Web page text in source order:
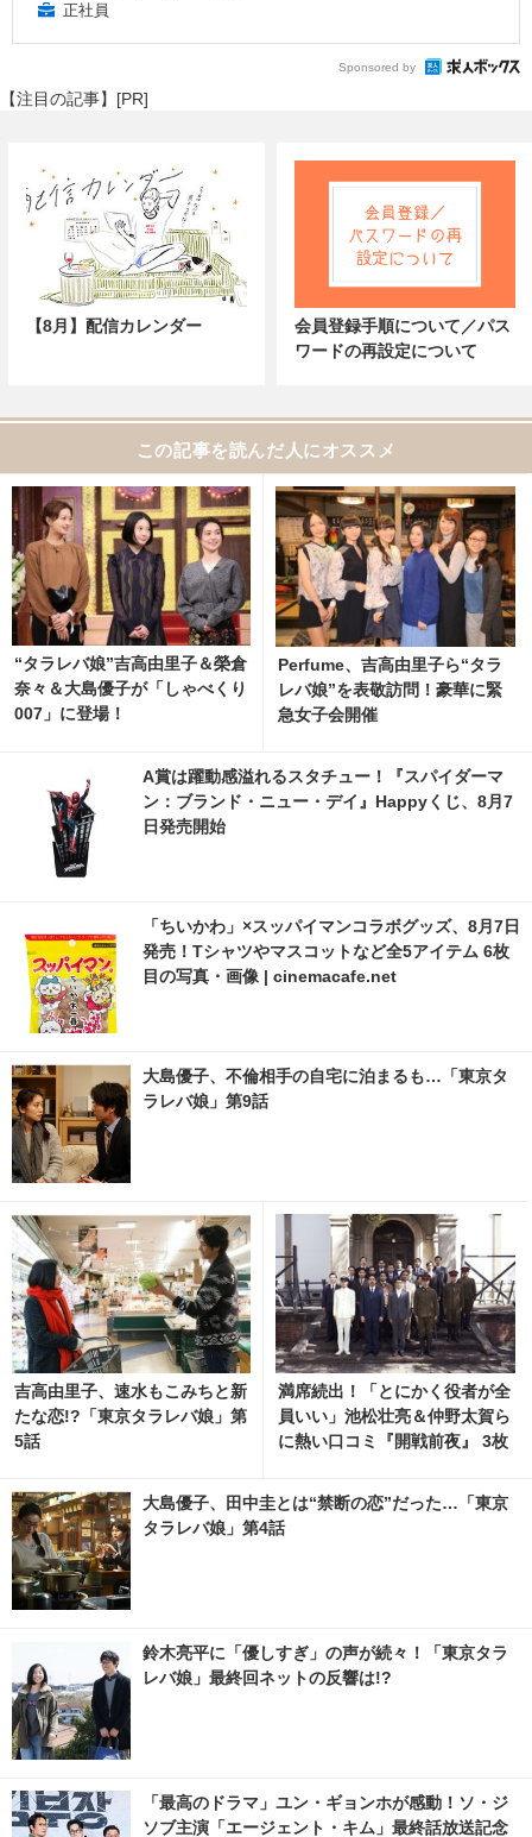
正社員
Sponsored by
【注目の記事】[PR]
【8月】配信カレンダー
会員登録手順について／パス
ワードの再設定について
この記事を読んだ人にオススメ
“タラレバ娘”吉高由里子＆榮倉
奈々＆大島優子が「しゃべくり
007」に登場！
Perfume、吉高由里子ら“タラ
レバ娘”を表敬訪問！豪華に緊
急女子会開催
A賞は躍動感溢れるスタチュー！『スパイダーマ
ン：ブランド・ニュー・デイ』Happyくじ、8月7
日発売開始
「ちいかわ」×スッパイマンコラボグッズ、8月7日
発売！Tシャツやマスコットなど全5アイテム 6枚
目の写真・画像 | cinemacafe.net
大島優子、不倫相手の自宅に泊まるも…「東京タ
ラレバ娘」第9話
吉高由里子、速水もこみちと新
たな恋!?「東京タラレバ娘」第
5話
満席続出！「とにかく役者が全
員いい」池松壮亮＆仲野太賀ら
に熱い口コミ『開戦前夜』 3枚
net
大島優子、田中圭とは“禁断の恋”だった…「東京
タラレバ娘」第4話
鈴木亮平に「優しすぎ」の声が続々！「東京タラ
レバ娘」最終回ネットの反響は!?
「最高のドラマ」ユン・ギョンホが感動！ソ・ジ
ソブ主演「エージェント・キム」最終話放送記念